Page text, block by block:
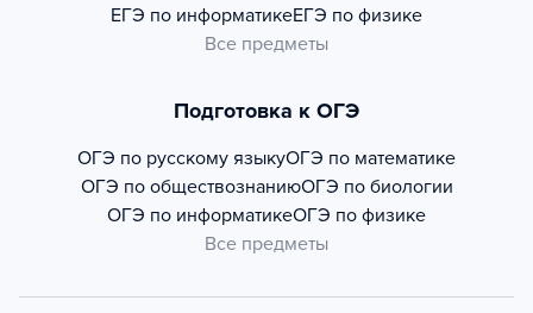
ЕГЭ по информатикеЕГЭ по физике
Все предметы
Подготовка к ОГЭ
ОГЭ по русскому языкуОГЭ по математике
ОГЭ по обществознаниюОГЭ по биологии
ОГЭ по информатикеОГЭ по физике
Все предметы